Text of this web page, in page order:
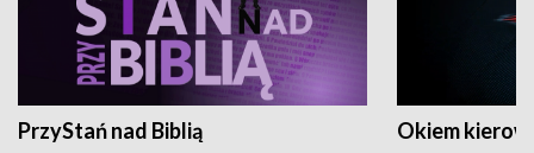
PrzyStań nad Biblią Okiem